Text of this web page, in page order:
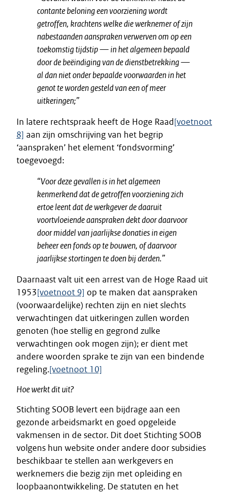
contante beloning een voorziening wordt
getroffen, krachtens welke die werknemer of zijn
nabestaanden aanspraken verwerven om op een
toekomstig tijdstip — in het algemeen bepaald
door de beëindiging van de dienstbetrekking —
al dan niet onder bepaalde voorwaarden in het
genot te worden gesteld van een of meer
uitkeringen;”
In latere rechtspraak heeft de Hoge Raad[voetnoot
8] aan zijn omschrijving van het begrip
‘aanspraken’ het element ‘fondsvorming’
toegevoegd:
“Voor deze gevallen is in het algemeen
kenmerkend dat de getroffen voorziening zich
ertoe leent dat de werkgever de daaruit
voortvloeiende aanspraken dekt door daarvoor
door middel van jaarlijkse donaties in eigen
beheer een fonds op te bouwen, of daarvoor
jaarlijkse stortingen te doen bij derden.”
Daarnaast valt uit een arrest van de Hoge Raad uit
1953[voetnoot 9] op te maken dat aanspraken
(voorwaardelijke) rechten zijn en niet slechts
verwachtingen dat uitkeringen zullen worden
genoten (hoe stellig en gegrond zulke
verwachtingen ook mogen zijn); er dient met
andere woorden sprake te zijn van een bindende
regeling.[voetnoot 10]
Hoe werkt dit uit?
Stichting SOOB levert een bijdrage aan een
gezonde arbeidsmarkt en goed opgeleide
vakmensen in de sector. Dit doet Stichting SOOB
volgens hun website onder andere door subsidies
beschikbaar te stellen aan werkgevers en
werknemers die bezig zijn met opleiding en
loopbaanontwikkeling. De statuten en het